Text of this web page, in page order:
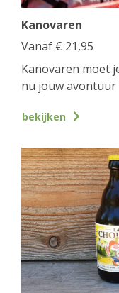
Kanovaren
Vanaf € 21,95
Kanovaren moet
nu jouw avontuur
bekijken